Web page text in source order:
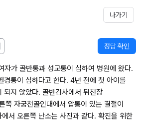
나가기
정답 확인
가 골반통과 성교통이 심하여 병원에 왔다.
경통이 심하다고 한다. 4년 전에 첫 아이를
되지 않았다. 골반검사에서 뒤천장
자궁천골인대에서 압통이 있는 결절이
서 오른쪽 난소는 사진과 같다. 확진을 위한